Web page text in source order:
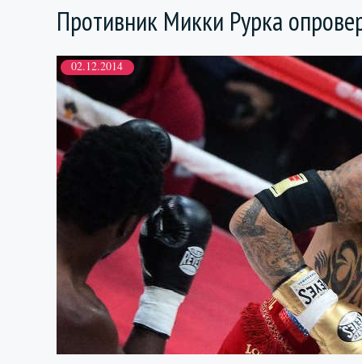
Противник Микки Рурка
02.12.2014